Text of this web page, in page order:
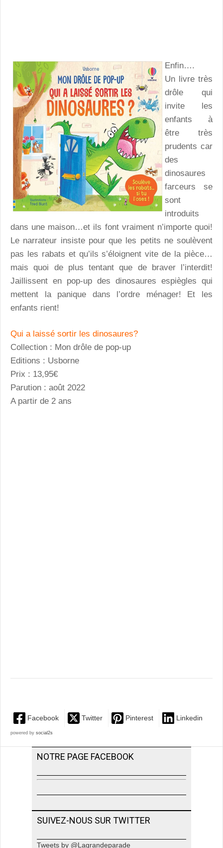
Enfin….
Un livre très
drôle qui
invite les
enfants à
être très
prudents car
des
dinosaures
farceurs se
sont
introduits
dans une maison…et ils font vraiment n’importe quoi!
Le narrateur insiste pour que les petits ne soulèvent
pas les rabats et qu’ils s’éloignent vite de la pièce…
mais quoi de plus tentant que de braver l’interdit!
Jaillissent en pop-up des dinosaures espiègles qui
mettent la panique dans l’ordre ménager! Et les
enfants rient!
Qui a laissé sortir les dinosaures?
Collection : Mon drôle de pop-up
Editions : Usborne
Prix : 13,95€
Parution : août 2022
A partir de 2 ans
Facebook Twitter Pinterest Linkedin
powered by social2s
NOTRE PAGE FACEBOOK
SUIVEZ-NOUS SUR TWITTER
Tweets by @Lagrandeparade